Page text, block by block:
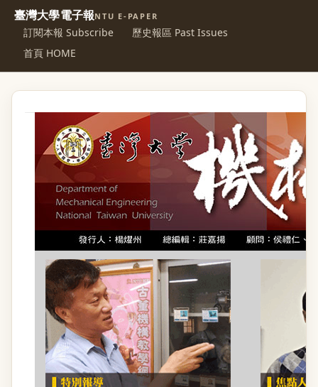
臺灣大學電子報NTU E-PAPER
訂閱本報 Subscribe
歷史報區 Past Issues
首頁 HOME